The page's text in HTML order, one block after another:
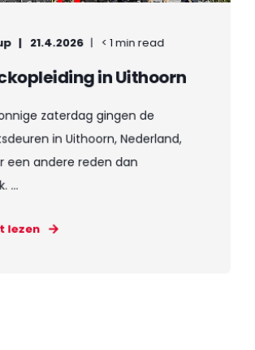
21.4.2026 < 1 min read
in Uithoorn
zaterdag gingen de
in Uithoorn, Nederland,
een andere reden dan
...
lezen